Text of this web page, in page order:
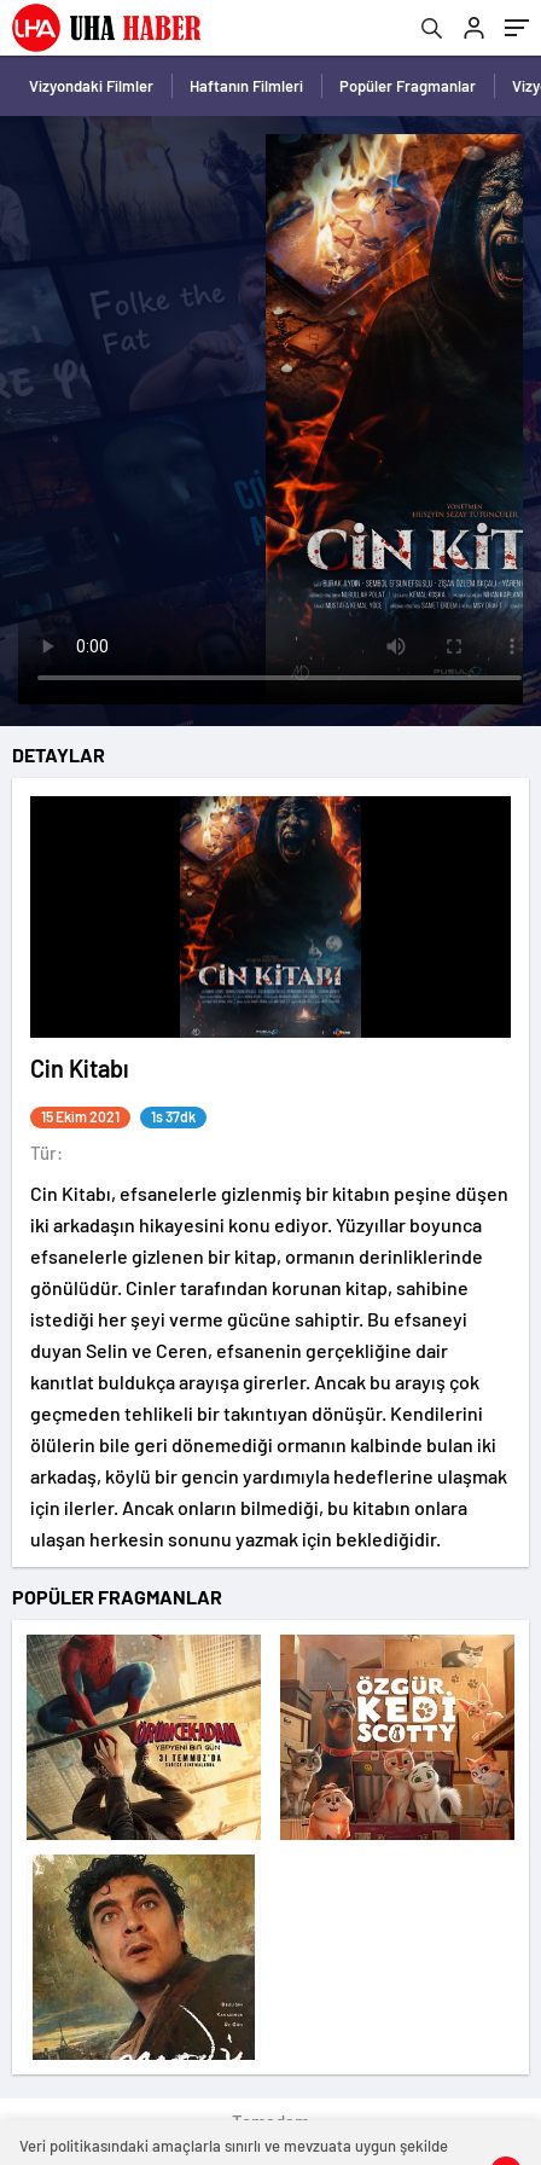
Vizyondaki Filmler Haftanın Filmleri Popüler Fragmanlar
DETAYLAR
Cin Kitabı
15 Ekim 2021 1s 37dk
Tür:
Cin Kitabı, efsanelerle gizlenmiş bir kitabın peşine düşen
iki arkadaşın hikayesini konu ediyor. Yüzyıllar boyunca
efsanelerle gizlenen bir kitap, ormanın derinliklerinde
gönülüdür. Cinler tarafından korunan kitap, sahibine
istediği her şeyi verme gücüne sahiptir. Bu efsaneyi
duyan Selin ve Ceren, efsanenin gerçekliğine dair
kanıtlat buldukça arayışa girerler. Ancak bu arayış çok
geçmeden tehlikeli bir takıntıyan dönüşür. Kendilerini
ölülerin bile geri dönemediği ormanın kalbinde bulan iki
arkadaş, köylü bir gencin yardımıyla hedeflerine ulaşmak
için ilerler. Ancak onların bilmediği, bu kitabın onlara
ulaşan herkesin sonunu yazmak için beklediğidir.
POPÜLER FRAGMANLAR
Temadam
Veri politikasındaki amaçlarla sınırlı ve mevzuata uygun şekilde